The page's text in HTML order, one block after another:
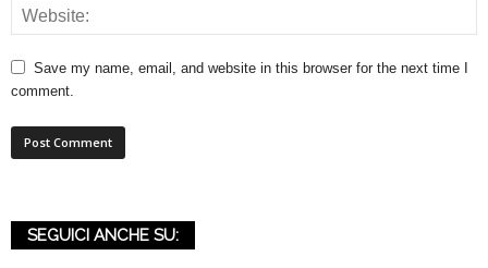
Save my name, email, and website in this browser for the next time I
comment.
SEGUICI ANCHE SU: